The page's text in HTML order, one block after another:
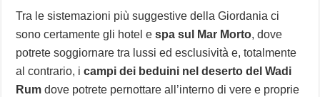
Tra le sistemazioni più suggestive della Giordania ci
sono certamente gli hotel espa sul Mar Morto, dove
potrete soggiornare tra lussi ed esclusività e, totalmente
al contrario, icampi dei beduini nel deserto del Wadi
Rum dove potrete pernottare all’interno di vere e proprie